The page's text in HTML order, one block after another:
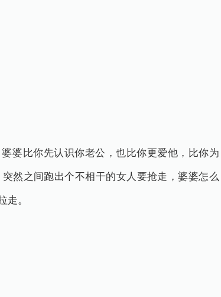
婆比你先认识你老公，也比你更爱他，比你为
然之间跑出个不相干的女人要抢走，婆婆怎么
走。